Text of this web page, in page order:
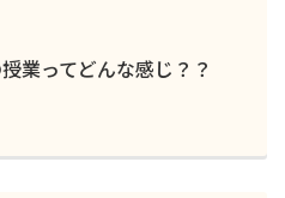
業ってどんな感じ？？